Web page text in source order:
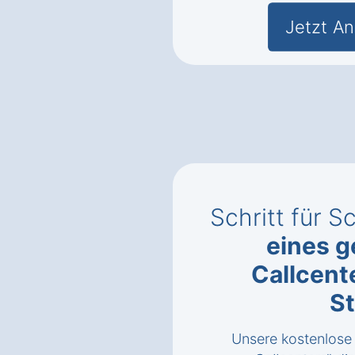
Jetzt
Schritt für
eines
Unsere